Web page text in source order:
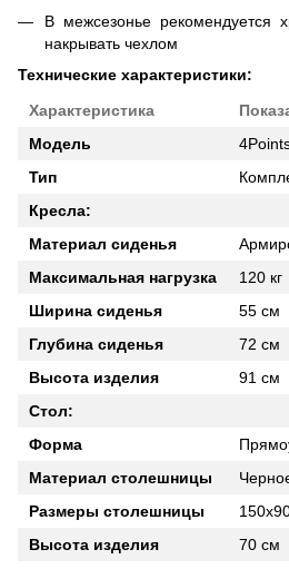
В межсезонье рекомендуется
накрывать чехлом
Технические характеристики:
Характеристика
Модель
Тип
Кресла:
Материал сиденья
Максимальная нагрузка
120 кг
Ширина сиденья
55 см
Глубина сиденья
72 см
Высота изделия
91 см
Стол:
Форма
Материал столешницы
Размеры столешницы
Высота изделия
70 см